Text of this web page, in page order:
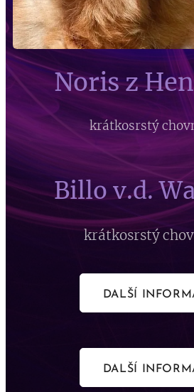
Noris z
krátkosrstý
Billo v.d.
krátkosrstý
DALŠÍ
DALŠÍ